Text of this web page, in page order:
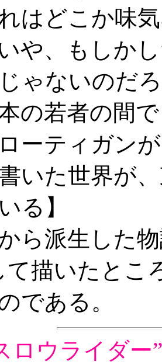
はどこか味
や、もしか
ゃないのだ
の若者の間
ーティガン
いた世界が
る】
ら派生した物
て描いたとこ
である。
ロウライダー